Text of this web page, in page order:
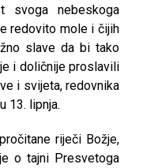
svoga nebeskoga
redovito mole i čijih
slave da bi tako
i doličnije proslavili
i svijeta, redovnika
13. lipnja.
riječi Božje,
o tajni Presvetoga